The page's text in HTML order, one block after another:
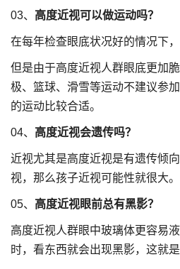
03、 高度近视可以做运动吗？
在每年检查眼底状况好的情况下，
但是由于高度近视人群眼底更加
极、篮球、滑雪等运动不建议参
的运动比较合适。
04、 高度近视会遗传吗？
近视尤其是高度近视是有遗传倾
视，那么孩子近视可能性就很大。
05、 高度近视眼前总有黑影？
高度近视人群眼中玻璃体更容易
时，看东西就会出现黑影，这就是